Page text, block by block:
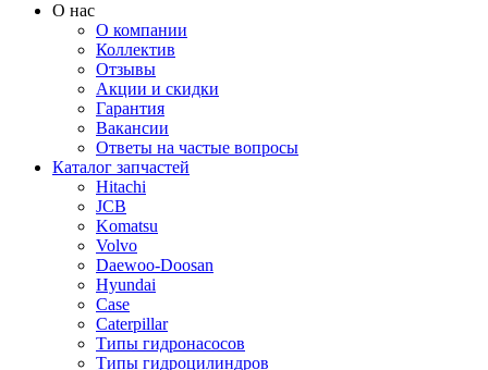
О нас
О компании
Коллектив
Отзывы
Акции и скидки
Гарантия
Вакансии
Ответы на частые вопросы
Каталог запчастей
Hitachi
JCB
Komatsu
Volvo
Daewoo-Doosan
Hyundai
Case
Caterpillar
Типы гидронасосов
Типы гидроцилиндров